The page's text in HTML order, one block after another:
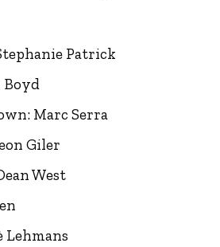
Patrick
Boyd
Marc Serra
Giler
West
Lehmans